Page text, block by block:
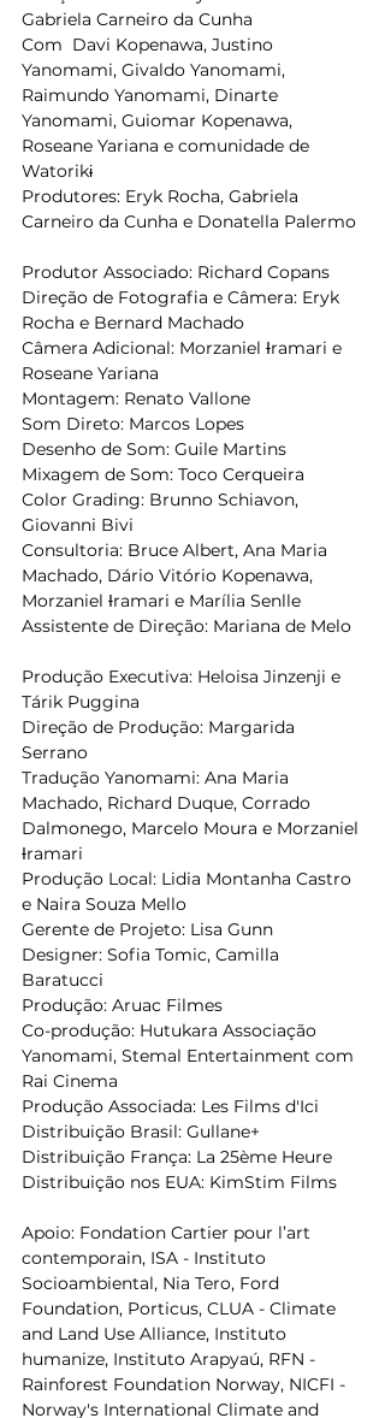
Gabriela Carneiro da Cunha
Com  Davi Kopenawa, Justino
Yanomami, Givaldo Yanomami,
Raimundo Yanomami, Dinarte
Yanomami, Guiomar Kopenawa,
Roseane Yariana e comunidade de
Watorikɨ
Produtores: Eryk Rocha, Gabriela
Carneiro da Cunha e Donatella Palermo
Produtor Associado: Richard Copans
Direção de Fotografia e Câmera: Eryk
Rocha e Bernard Machado
Câmera Adicional: Morzaniel Ɨramari e
Roseane Yariana
Montagem: Renato Vallone
Som Direto: Marcos Lopes
Desenho de Som: Guile Martins
Mixagem de Som: Toco Cerqueira
Color Grading: Brunno Schiavon,
Giovanni Bivi
Consultoria: Bruce Albert, Ana Maria
Machado, Dário Vitório Kopenawa,
Morzaniel Ɨramari e Marília Senlle
Assistente de Direção: Mariana de Melo
Produção Executiva: Heloisa Jinzenji e
Tárik Puggina
Direção de Produção: Margarida
Serrano
Tradução Yanomami: Ana Maria
Machado, Richard Duque, Corrado
Dalmonego, Marcelo Moura e Morzaniel
Ɨramari
Produção Local: Lidia Montanha Castro
e Naira Souza Mello
Gerente de Projeto: Lisa Gunn
Designer: Sofia Tomic, Camilla
Baratucci
Produção: Aruac Filmes
Co-produção: Hutukara Associação
Yanomami, Stemal Entertainment com
Rai Cinema
Produção Associada: Les Films d'Ici
Distribuição Brasil: Gullane+
Distribuição França: La 25ème Heure
Distribuição nos EUA: KimStim Films
Apoio: Fondation Cartier pour l’art
contemporain, ISA - Instituto
Socioambiental, Nia Tero, Ford
Foundation, Porticus, CLUA - Climate
and Land Use Alliance, Instituto
humanize, Instituto Arapyaú, RFN -
Rainforest Foundation Norway, NICFI -
Norway's International Climate and